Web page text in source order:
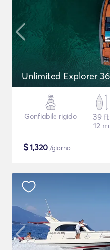
Unlimited Explorer 36
Gonfiabile rigido
39 ft
12 m
$1,320 /giorno